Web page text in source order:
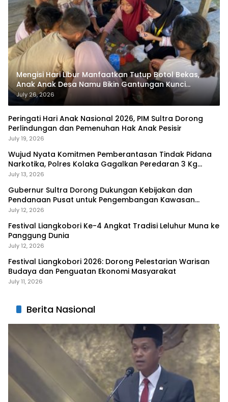
Mengisi Hari Libur Manfaatkan Tutup Botol Bekas,
Anak Anak Desa Namu Bikin Gantungan Kunci
Bernilai Ekonomi
July 26, 2026
Peringati Hari Anak Nasional 2026, PIM Sultra Dorong
Perlindungan dan Pemenuhan Hak Anak Pesisir
July 19, 2026
Wujud Nyata Komitmen Pemberantasan Tindak Pidana
Narkotika, Polres Kolaka Gagalkan Peredaran 3 Kg
Sabu-Sabu
July 13, 2026
Gubernur Sultra Dorong Dukungan Kebijakan dan
Pendanaan Pusat untuk Pengembangan Kawasan
Liangkobhori
July 12, 2026
Festival Liangkobori Ke-4 Angkat Tradisi Leluhur Muna ke
Panggung Dunia
July 12, 2026
Festival Liangkobori 2026: Dorong Pelestarian Warisan
Budaya dan Penguatan Ekonomi Masyarakat
July 11, 2026
Berita Nasional